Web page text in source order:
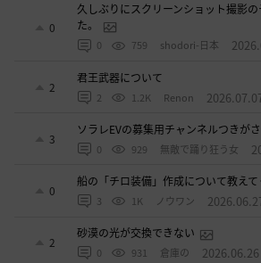
0
久しぶりにスクリーンショット撮影
た。
0 759 shodori-日本
2
君王武器について
2 1.2K Renon
3
ソラレEVの募集用チャンネルつきがさ
0 929 無敵で踊り狂う女
0
船の「チロ装備」作成について教えて
3 1K ノウワン
2
砂漠の光が交換できない
0 931 倉庫の 2026.06.26